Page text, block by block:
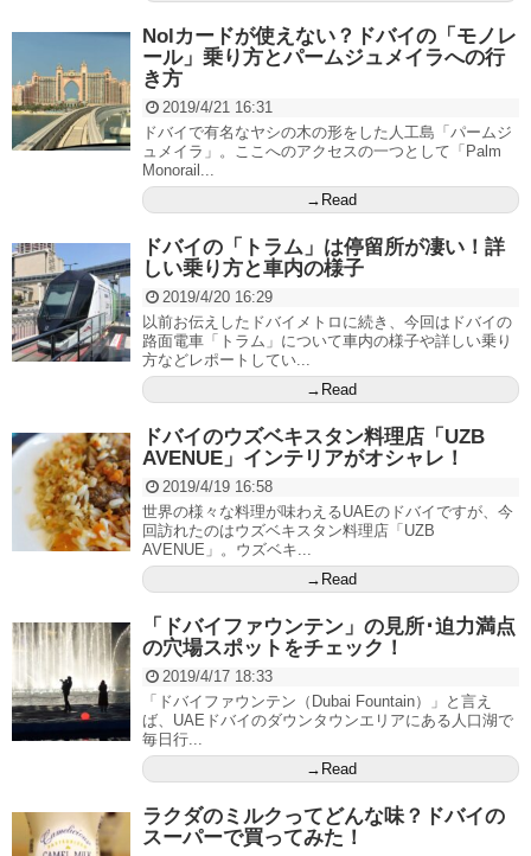
Nolカードが使えない？ドバイの「モノレ
ール」乗り方とパームジュメイラへの行
き方
2019/4/21 16:31
ドバイで有名なヤシの木の形をした人工島「パームジ
ュメイラ」。ここへのアクセスの一つとして「Palm
Monorail...
→Read
ドバイの「トラム」は停留所が凄い！詳
しい乗り方と車内の様子
2019/4/20 16:29
以前お伝えしたドバイメトロに続き、今回はドバイの
路面電車「トラム」について車内の様子や詳しい乗り
方などレポートしてい...
→Read
ドバイのウズベキスタン料理店「UZB
AVENUE」インテリアがオシャレ！
2019/4/19 16:58
世界の様々な料理が味わえるUAEのドバイですが、今
回訪れたのはウズベキスタン料理店「UZB
AVENUE」。ウズベキ...
→Read
「ドバイファウンテン」の見所･迫力満点
の穴場スポットをチェック！
2019/4/17 18:33
「ドバイファウンテン（Dubai Fountain）」と言え
ば、UAEドバイのダウンタウンエリアにある人口湖で
毎日行...
→Read
ラクダのミルクってどんな味？ドバイの
スーパーで買ってみた！